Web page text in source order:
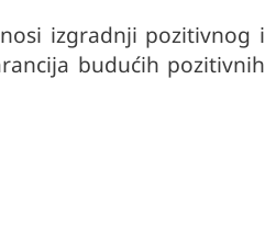
izgradnji pozitivnog i
budućih pozitivnih